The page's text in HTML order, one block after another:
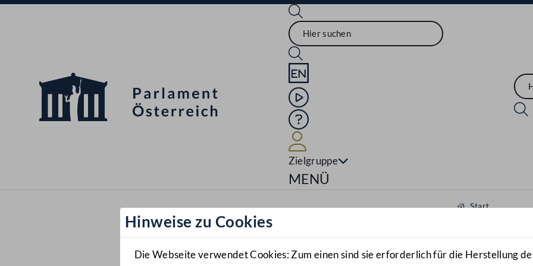
Sprache English
Mediathek
Hilfe
Zielgruppe
Navigationsmenü öffnen
MENÜ
Hinweise zu Cookies
Die Webseite verwendet Cookies: Zum einen sind sie erforderlich für die Herstellung
Start